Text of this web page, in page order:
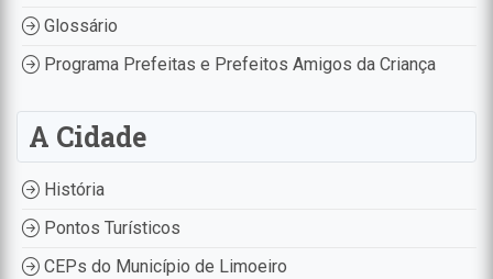
Glossário
Programa Prefeitas e Prefeitos Amigos da Criança
A Cidade
História
Pontos Turísticos
CEPs do Município de Limoeiro